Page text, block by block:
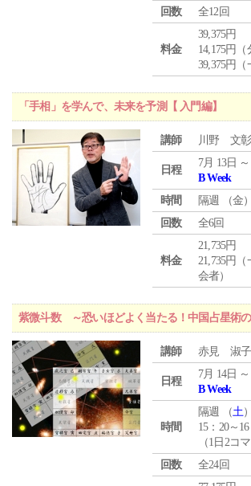
回数
全12回
料金
39,375円
14,175円
39,375円（
「手相」を学んで、未来を予測【 入門編】
講師 川野 文彰
日程
7月 13日
B Week
時間
隔週 （金
回数
全6回
料金
21,735円
21,735円
会者）
紫微斗数 ～恐いほどよく当たる！中国占星術
講師 赤見 淑子
日程
7月 14日
B Week
時間
隔週 （土）
15：20～
（1日2コマ
回数
全24回